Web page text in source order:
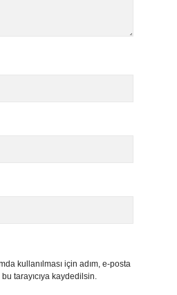
kullanılması için adım, e-posta
tarayıcıya kaydedilsin.